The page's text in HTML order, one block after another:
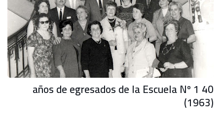
40 años de egresados de la Escuela Nº 1
(1963)